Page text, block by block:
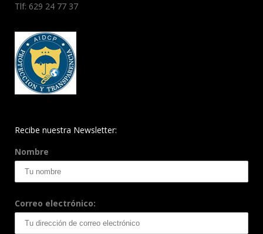
Tlf: 629 24 77 37
Recibe nuestra Newsletter:
Nombre
Correo electrónico: